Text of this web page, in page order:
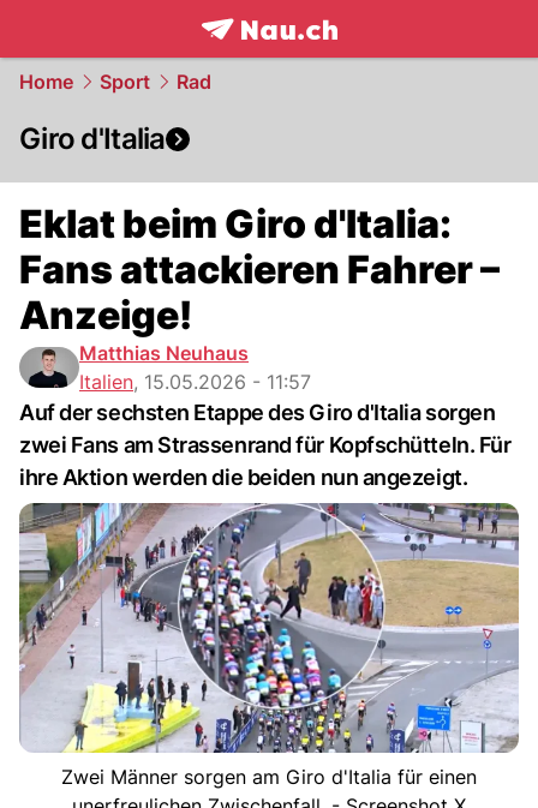
frontpage.NAU.ch
Home Sport Rad
Giro d'Italia
Eklat beim Giro d'Italia:
Fans attackieren Fahrer –
Anzeige!
Matthias Neuhaus
Italien, 15.05.2026 - 11:57
Auf der sechsten Etappe des Giro d'Italia sorgen
zwei Fans am Strassenrand für Kopfschütteln. Für
ihre Aktion werden die beiden nun angezeigt.
Zwei Männer sorgen am Giro d'Italia für einen